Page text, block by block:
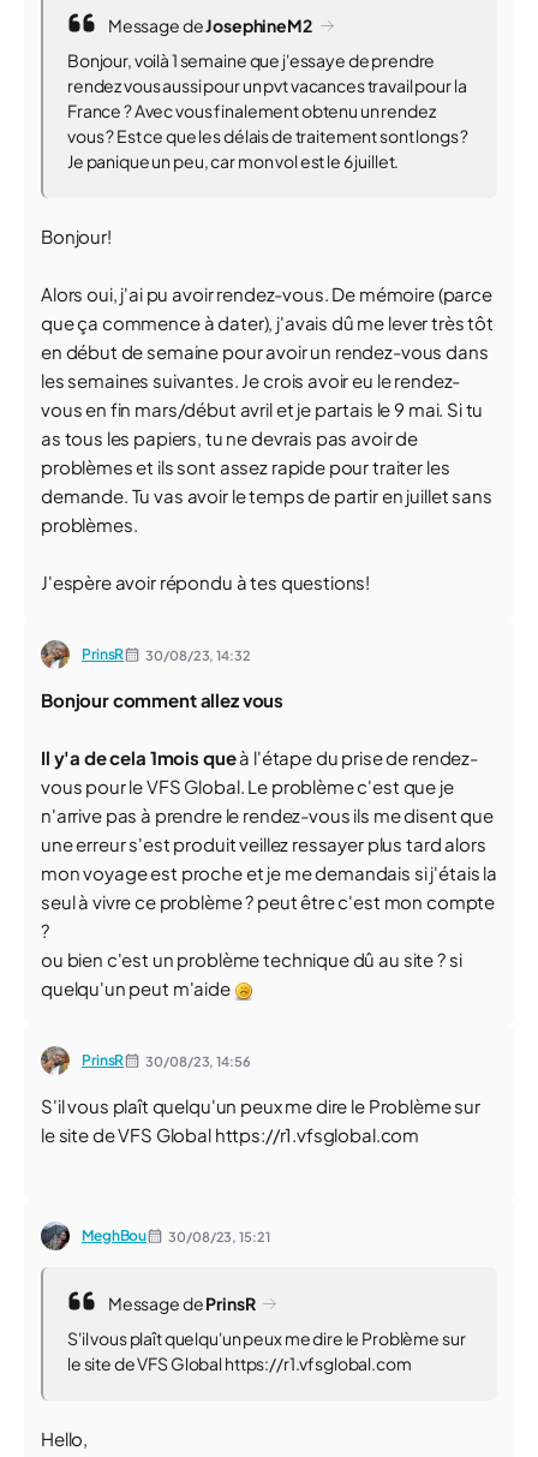
Message deJosephineM2
Bonjour, voilà 1 semaine que j'essaye de prendre
rendez vous aussi pour un pvt vacances travail pour la
France ? Avec vous finalement obtenu un rendez
vous ? Est ce que les délais de traitement sont longs ?
Je panique un peu, car mon vol est le 6 juillet.
Bonjour!
Alors oui, j'ai pu avoir rendez-vous. De mémoire (parce
que ça commence à dater), j'avais dû me lever très tôt
en début de semaine pour avoir un rendez-vous dans
les semaines suivantes. Je crois avoir eu le rendez-
vous en fin mars/début avril et je partais le 9 mai. Si tu
as tous les papiers, tu ne devrais pas avoir de
problèmes et ils sont assez rapide pour traiter les
demande. Tu vas avoir le temps de partir en juillet sans
problèmes.
J'espère avoir répondu à tes questions!
PrinsR 30/08/23,14:32
Bonjour comment allez vous
Il y'a de cela 1mois queà l'étape du prise de rendez-
vous pour le VFS Global. Le problème c'est que je
n'arrive pas à prendre le rendez-vous ils me disent que
une erreur s'est produit veillez ressayer plus tard alors
mon voyage est proche et je me demandais si j'étais la
seul à vivre ce problème ? peut être c'est mon compte
?
ou bien c'est un problème technique dû au site ? si
quelqu'un peut m'aide
PrinsR 30/08/23,14:56
S'il vous plaît quelqu'un peux me dire le Problème sur
le site de VFS Global https://r1.vfsglobal.com
MeghBou 30/08/23,15:21
Message dePrinsR
S'il vous plaît quelqu'un peux me dire le Problème sur
le site de VFS Global https://r1.vfsglobal.com
Hello,